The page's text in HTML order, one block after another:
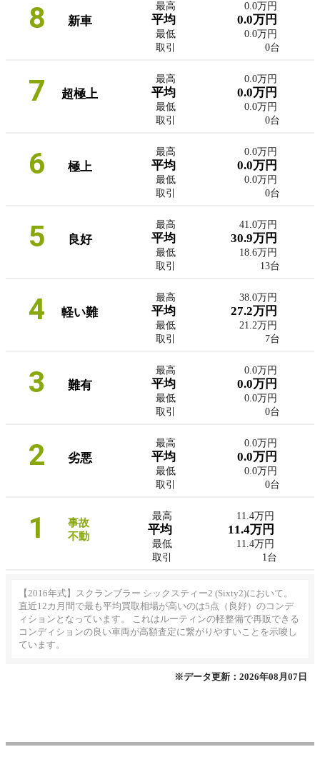
8 新車
最高
平均
最低
取引
0.0万円
0.0万円
0.0万円
0台
7 超極上
最高
平均
最低
取引
0.0万円
0.0万円
0.0万円
0台
6 極上
最高
平均
最低
取引
0.0万円
0.0万円
0.0万円
0台
5 良好
最高
平均
最低
取引
41.0万円
30.9万円
18.6万円
13台
4 軽い難
最高
平均
最低
取引
38.0万円
27.2万円
21.2万円
7台
3 難有
最高
平均
最低
取引
0.0万円
0.0万円
0.0万円
0台
2 劣悪
最高
平均
最低
取引
0.0万円
0.0万円
0.0万円
0台
1
事故
不動
最高
平均
最低
取引
11.4万円
11.4万円
11.4万円
1台
【2016年式】スクランブラー シックスティー2 (Sixty2)において。
直近12カ月間で最も平均買取相場が高いのは5点（良好）のコンデ
ィションとなっています。 これはルーティンの軽整備で再販できる
コンディションの良い車両が高額査定に繋がりやすいことを示唆し
ています。
※データ更新：2026年08月07日